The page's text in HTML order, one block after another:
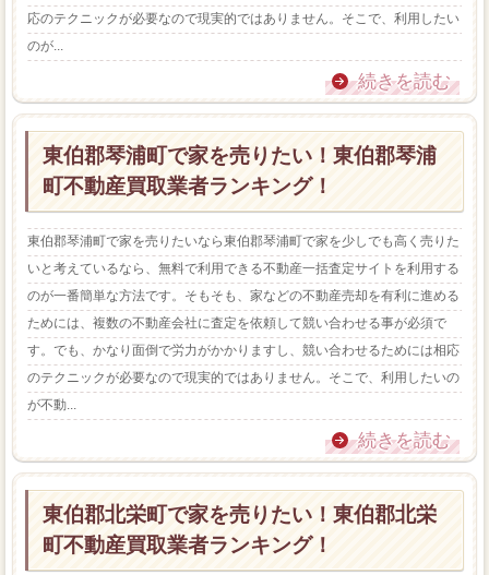
応のテクニックが必要なので現実的ではありません。そこで、利用したい
のが...
続きを読む
東伯郡琴浦町で家を売りたい！東伯郡琴浦
町不動産買取業者ランキング！
東伯郡琴浦町で家を売りたいなら東伯郡琴浦町で家を少しでも高く売りた
いと考えているなら、無料で利用できる不動産一括査定サイトを利用する
のが一番簡単な方法です。そもそも、家などの不動産売却を有利に進める
ためには、複数の不動産会社に査定を依頼して競い合わせる事が必須で
す。でも、かなり面倒で労力がかかりますし、競い合わせるためには相応
のテクニックが必要なので現実的ではありません。そこで、利用したいの
が不動...
続きを読む
東伯郡北栄町で家を売りたい！東伯郡北栄
町不動産買取業者ランキング！